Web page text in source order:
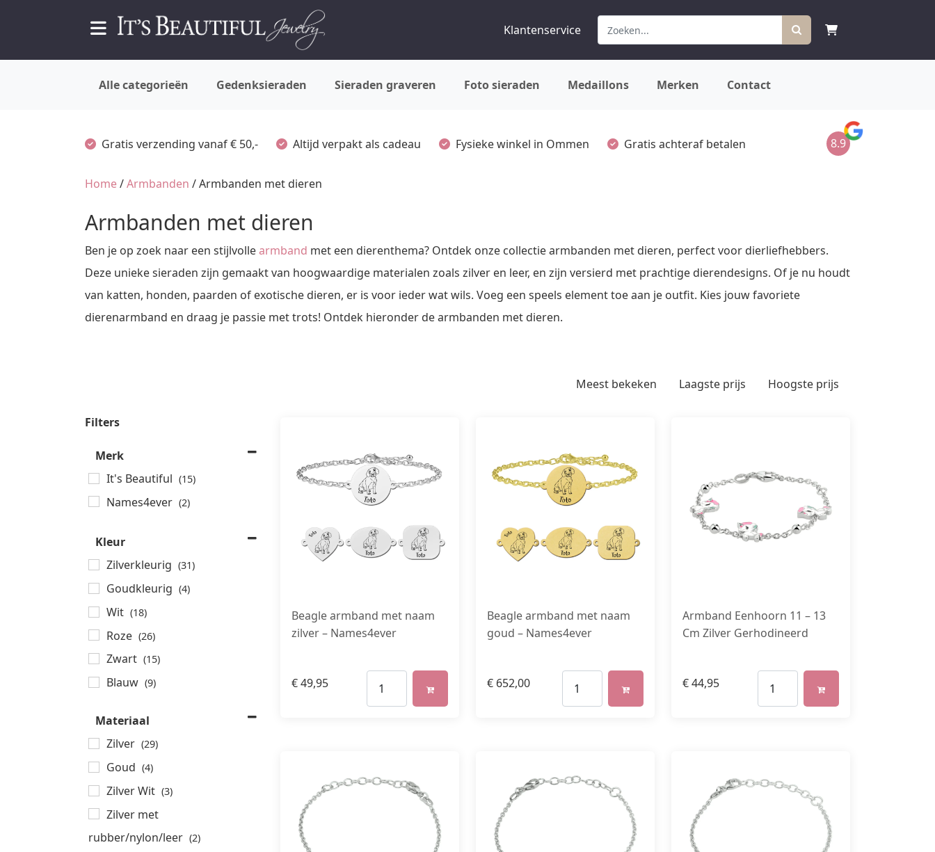
Klantenservice
Alle categorieën Gedenksieraden Sieraden graveren Foto sieraden Medaillons Merken Contact
Gratis verzending vanaf € 50,- Altijd verpakt als cadeau Fysieke winkel in Ommen Gratis achteraf betalen 8.9
Home/Armbanden / Armbanden met dieren
Armbanden met dieren
Ben je op zoek naar een stijlvollearmband met een dierenthema? Ontdek onze collectie armbanden met dieren, perfect voor dierliefhebbers.
Deze unieke sieraden zijn gemaakt van hoogwaardige materialen zoals zilver en leer, en zijn versierd met prachtige dierendesigns. Of je nu houdt
van katten, honden, paarden of exotische dieren, er is voor ieder wat wils. Voeg een speels element toe aan je outfit. Kies jouw favoriete
dierenarmband en draag je passie met trots! Ontdek hieronder de armbanden met dieren.
Filters
Merk
It's Beautiful (15)
Names4ever (2)
Kleur
Zilverkleurig (31)
Goudkleurig (4)
Wit (18)
Roze (26)
Zwart (15)
Blauw (9)
Rood
Paars (10)
Geel (2)
Lichtroze (1)
Donkerroze
Materiaal
Zilver (29)
Goud (4)
Zilver Wit (3)
Zilver met
rubber/nylon/leer (2)
Meest bekeken Laagste prijs Hoogste prijs
Beagle armband met naam
zilver – Names4ever
€49,95
Beagle armband met naam
goud – Names4ever
€652,00
Armband Eenhoorn 11 – 13
Cm Zilver Gerhodineerd
€44,95